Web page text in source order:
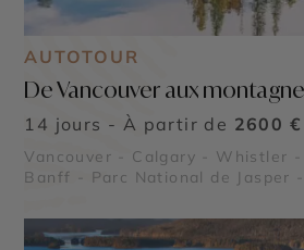
AUTOTOUR
De Vancouver aux
14 jours - À partir de 2600 €
Vancouver - Calgary - Whistler
Banff - Parc National de Jasper -
- Icefield Parkway - Glacier
canadiennes